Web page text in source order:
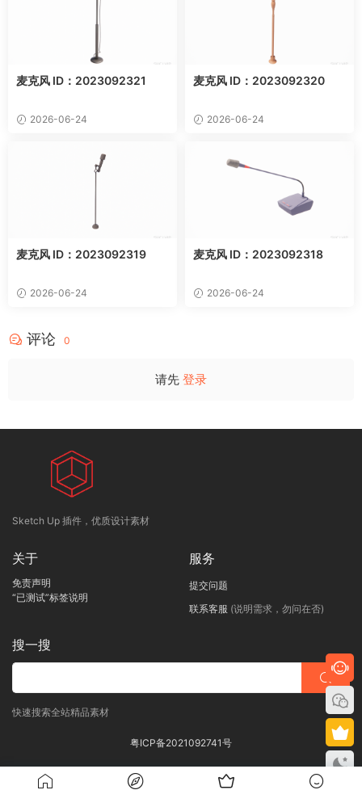
麦克风 ID：2023092321
2026-06-24
麦克风 ID：2023092320
2026-06-24
麦克风 ID：2023092319
2026-06-24
麦克风 ID：2023092318
2026-06-24
评论 0
请先 登录
Sketch Up 插件，优质设计素材
关于
免责声明
“已测试”标签说明
服务
提交问题
联系客服 (说明需求，勿问在否)
搜一搜
快速搜索全站精品素材
粤ICP备2021092741号